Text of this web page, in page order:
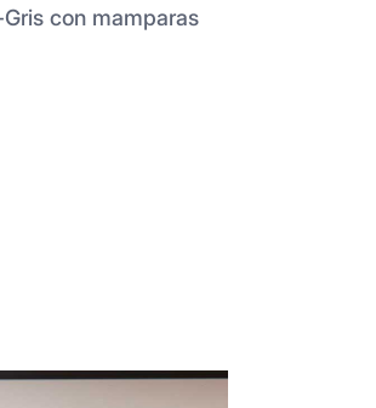
con mamparas